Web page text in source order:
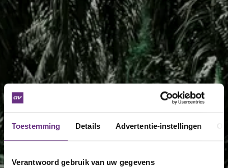
Toestemming Details Advertentie-instellingen
Verantwoord gebruik van uw gegevens